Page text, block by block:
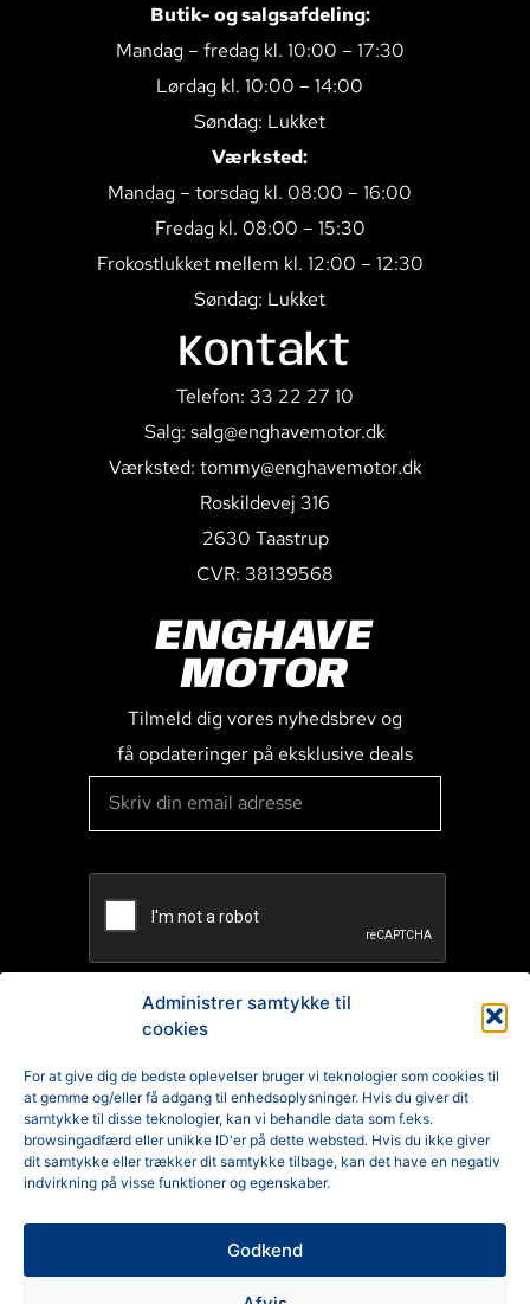
Administrer samtykke til
cookies
For at give dig de bedste oplevelser bruger vi teknologier som cookies til
at gemme og/eller få adgang til enhedsoplysninger. Hvis du giver dit
samtykke til disse teknologier, kan vi behandle data som f.eks.
browsingadfærd eller unikke ID'er på dette websted. Hvis du ikke giver
dit samtykke eller trækker dit samtykke tilbage, kan det have en negativ
indvirkning på visse funktioner og egenskaber.
Godkend
Butik- og salgsafdeling:
Mandag – fredag kl. 10:00 – 17:30
Lørdag kl. 10:00 – 14:00
Søndag: Lukket
Værksted:
Mandag – torsdag kl. 08:00 – 16:00
Fredag kl. 08:00 – 15:30
Frokostlukket mellem kl. 12:00 – 12:30
Søndag: Lukket
Kontakt
Telefon: 33 22 27 10
Salg: salg@enghavemotor.dk
Værksted: tommy@enghavemotor.dk
Roskildevej 316
2630 Taastrup
CVR: 38139568
ENGHAVE
MOTOR
Tilmeld dig vores nyhedsbrev og
få opdateringer på eksklusive deals
Reklamation
Generelle Handelsbetingelser
Privatlivspolitik